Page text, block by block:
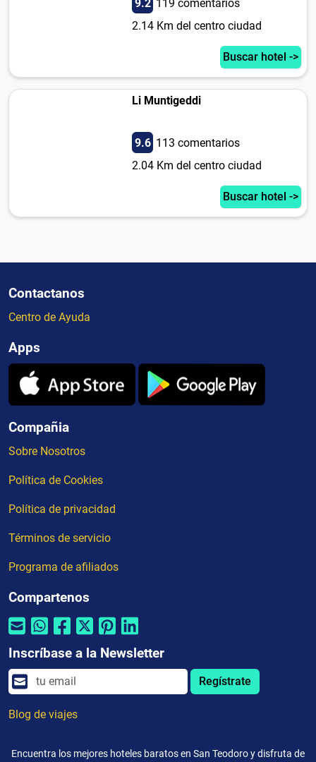
9.2 119 comentarios
2.14 Km del centro ciudad
Buscar hotel ->
Li Muntigeddi
9.6 113 comentarios
2.04 Km del centro ciudad
Buscar hotel ->
Contactanos
Centro de Ayuda
Apps
Compañia
Sobre Nosotros
Política de Cookies
Política de privacidad
Términos de servicio
Programa de afiliados
Compartenos
Inscríbase a la Newsletter
Regístrate
Blog de viajes
Encuentra los mejores hoteles baratos en San Teodoro y disfruta de